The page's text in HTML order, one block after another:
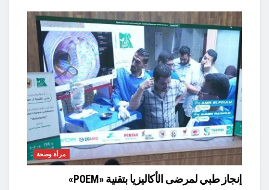
مرأة وصحة
إنجاز طبي لمرضى الأكاليزيا بتقنية «POEM»